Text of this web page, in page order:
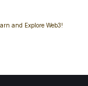
and Explore Web3!